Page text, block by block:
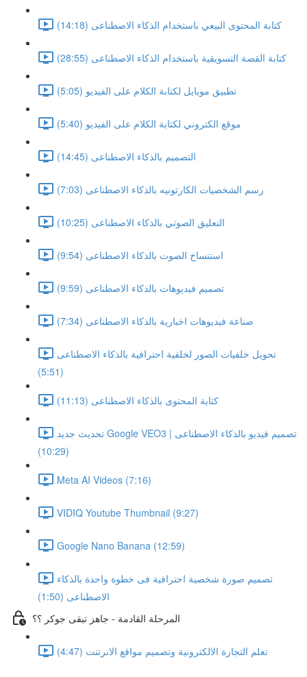
كتابة المحتوى البيعي باستخدام الذكاء الاصطناعى (14:18)
كتابة القصة التسويقية باستخدام الذكاء الاصطناعى (28:55)
تطبيق موبايل لكتابة الكلام على الفيديو (5:05)
موقع الكتروني لكتابة الكلام على الفيديو (5:40)
التصميم بالذكاء الاصطناعى (14:45)
رسم الشخصيات الكارتونيه بالذكاء الاصطناعى (7:03)
التعليق الصوتي بالذكاء الاصطناعى (10:25)
استنساخ الصوت بالذكاء الاصطناعى (9:54)
تصميم فيديوهات بالذكاء الاصطناعى (9:59)
صناعة فيديوهات اخبارية بالذكاء الاصطناعى (7:34)
تحويل خلفيات الصور لخلفية احترافية بالذكاء الاصطناعى
(5:51)
كتابة المحتوى بالذكاء الاصطناعى (11:13)
تحديث جديد Google VEO3 | تصميم فيديو بالذكاء الاصطناعى
(10:29)
Meta AI Videos (7:16)
VIDIQ Youtube Thumbnail (9:27)
Google Nano Banana (12:59)
تصميم صورة شخصية احترافية فى خطوة واحدة بالذكاء
الاصطناعى (1:50)
المرحلة القادمة - جاهز تبقى جوكر ؟؟
تعلم التجارة الالكترونية وتصميم مواقع الانرتنت (4:47)